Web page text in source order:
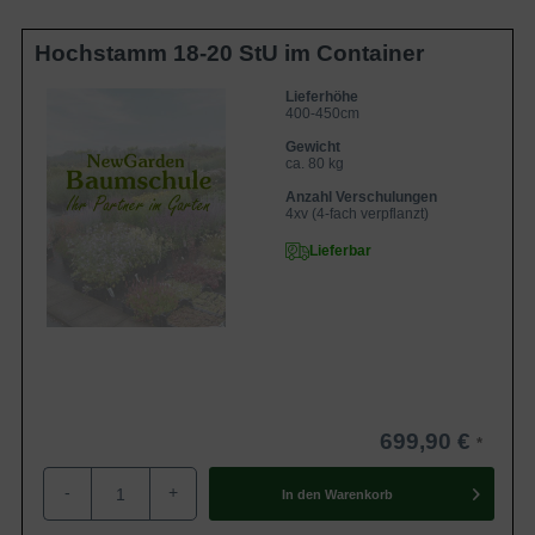
Die Selektion ’Elsrijk‘ bildet recht früh im Herbst kleine,
September erscheinen die charakteristischen Früchte des
Anspruchslos bezüglich des Bodens
Der Feld-Ahorn ’Elsrijk‘ ist insgesamt eher anspruchslos
bezüglich seines Untergrundes. Am besten gedeiht die
Selektion auf frischen, kalkhaltigen Böden, trockene
Flaches gut verzweigtes Wurzelsystem
Hochstamm 18-20 StU im Container
Lieferhöhe
400-450cm
Gewicht
ca. 80 kg
Anzahl Verschulungen
4xv (4-fach verpflanzt)
Lieferbar
699,90 €
- + In den Warenkorb